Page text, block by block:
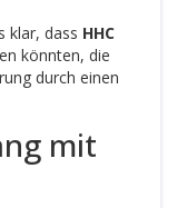
klar, dass HHC
könnten, die
durch einen
mit